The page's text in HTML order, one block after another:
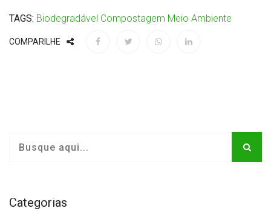
TAGS: Biodegradável Compostagem Meio Ambiente
COMPARILHE
Categorias